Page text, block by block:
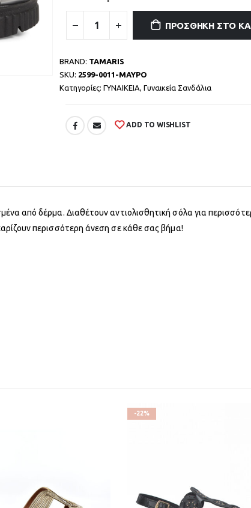
ΠΡΟΣΘΉΚΗ ΣΤΟ
BRAND: TAMARIS
SKU: 2599-0011-ΜΑΥΡΟ
Κατηγορίες: ΓΥΝΑΙΚΕΙΑ, Γυναικεία Σανδάλια
ADD TO WISHLIST
από δέρμα. Διαθέτουν αντιολισθητική σόλα για
περισσότερη άνεση σε κάθε σας βήμα!
-22%